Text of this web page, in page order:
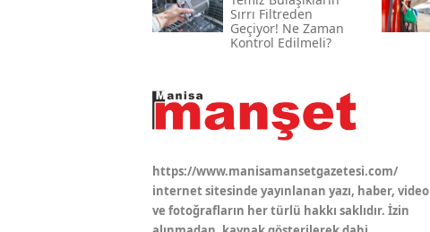
Sırrı Filtreden
Geçiyor! Ne Zaman
Kontrol Edilmeli?
https://www.manisamansetgazetesi.com/
internet sitesinde yayınlanan yazı, haber, video
ve fotoğrafların her türlü hakkı saklıdır. İzin